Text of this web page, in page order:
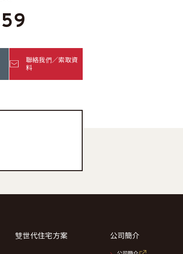
聯絡我們／索取資
料
雙世代住宅方案 公司簡介